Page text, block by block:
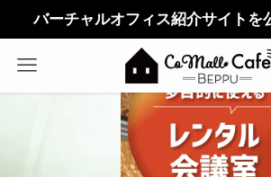
バーチャルオフィス紹介サイトを